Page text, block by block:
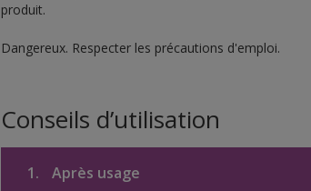
produit.
Dangereux. Respecter les précautions d'emploi.
Conseils d’utilisation
1. Après usage